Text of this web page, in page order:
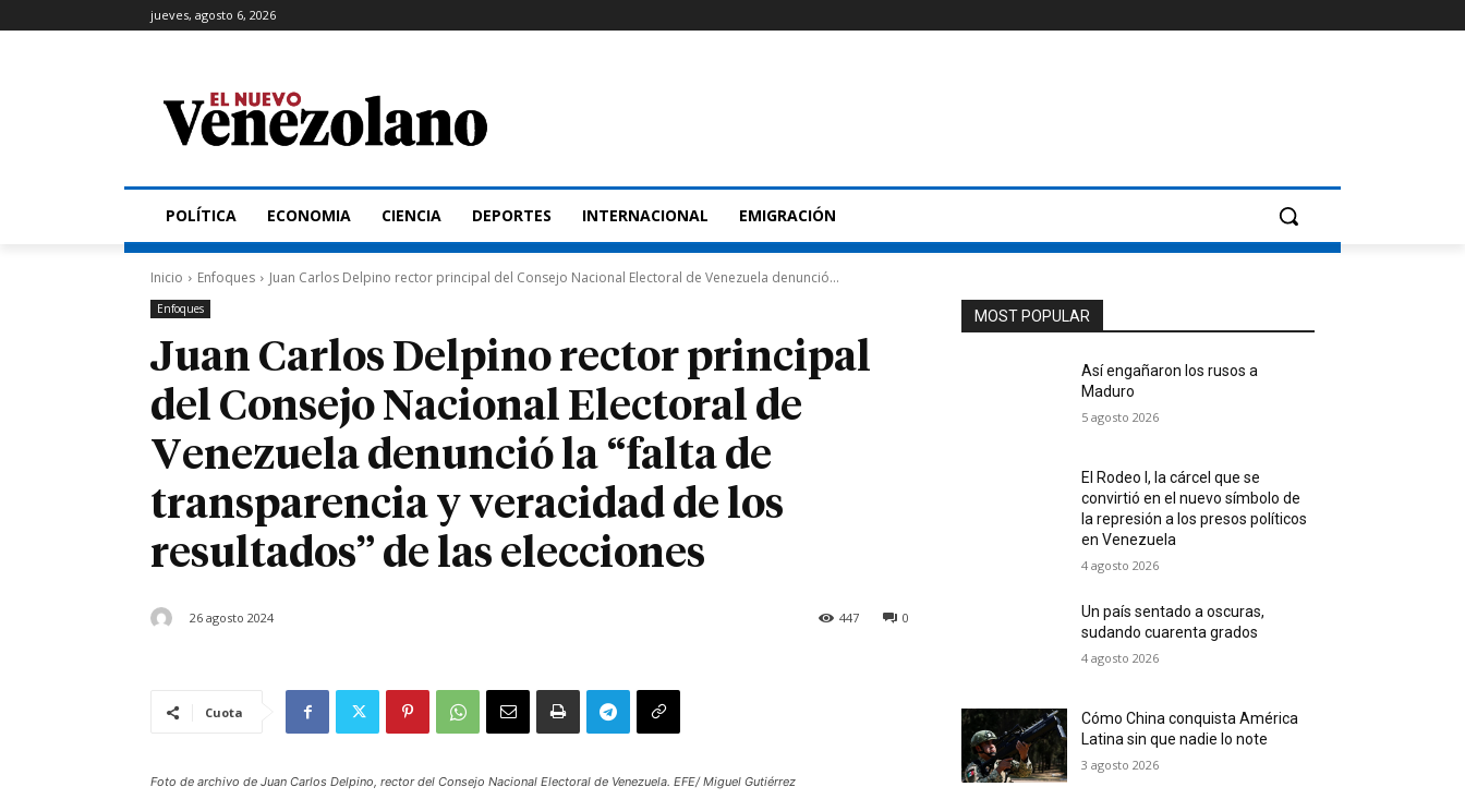
jueves, agosto 6, 2026
POLÍTICA ECONOMIA CIENCIA DEPORTES INTERNACIONAL EMIGRACIÓN
Inicio Enfoques Juan Carlos Delpino rector principal del Consejo Nacional Electoral de Venezuela denunció...
Enfoques
Juan Carlos Delpino rector principal
del Consejo Nacional Electoral de
Venezuela denunció la “falta de
transparencia y veracidad de los
resultados” de las elecciones
26 agosto 2024 0
447
Cuota
Foto de archivo de Juan Carlos Delpino, rector del Consejo Nacional Electoral de Venezuela. EFE/ Miguel Gutiérrez
MOST POPULAR
Así engañaron los rusos a
Maduro
5 agosto 2026
El Rodeo I, la cárcel que se
convirtió en el nuevo símbolo de
la represión a los presos políticos
en Venezuela
4 agosto 2026
Un país sentado a oscuras,
sudando cuarenta grados
4 agosto 2026
Cómo China conquista América
Latina sin que nadie lo note
3 agosto 2026